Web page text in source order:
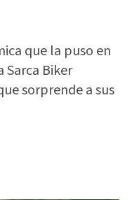
que la puso en
Sarca Biker
sorprende a sus